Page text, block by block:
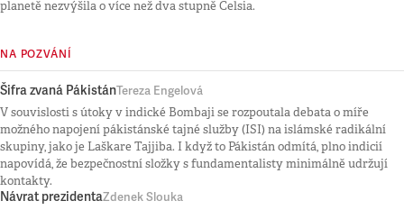
planetě nezvýšila o více než dva stupně Celsia.
NA POZVÁNÍ
Šifra zvaná PákistánTereza Engelová
V souvislosti s útoky v indické Bombaji se rozpoutala debata o míře
možného napojení pákistánské tajné služby (ISI) na islámské radikální
skupiny, jako je Laškare Tajjiba. I když to Pákistán odmítá, plno indicií
napovídá, že bezpečnostní složky s fundamentalisty minimálně udržují
kontakty.
Návrat prezidentaZdenek Slouka